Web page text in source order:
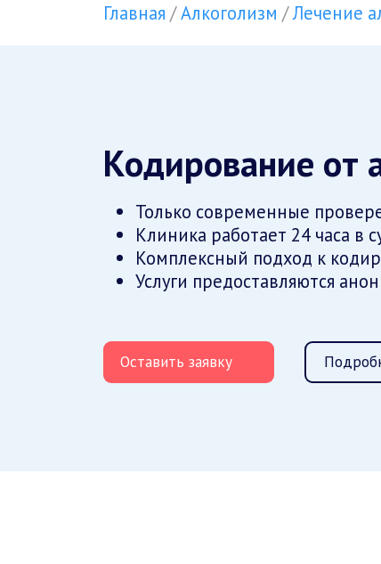
Главная Алкоголизм Лечение
Кодирование от
Только современные
Клиника работает 24 часа в
Комплексный подход к
Услуги предоставляются
Оставить заявку